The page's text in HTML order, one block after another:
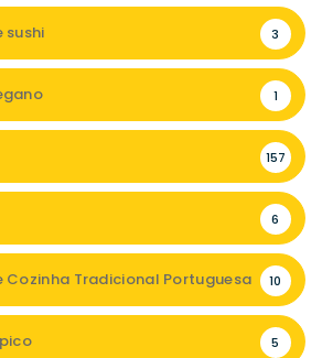
sushi 3
1
157
6
Cozinha Tradicional Portuguesa 10
5